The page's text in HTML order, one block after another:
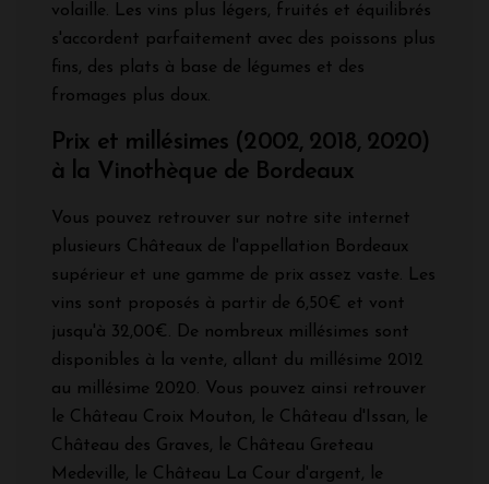
volaille. Les vins plus légers, fruités et équilibrés
s'accordent parfaitement avec des poissons plus
fins, des plats à base de légumes et des
fromages plus doux.
Prix et millésimes (2002, 2018, 2020)
à la Vinothèque de Bordeaux
Vous pouvez retrouver sur notre site internet
plusieurs Châteaux de l'appellation Bordeaux
supérieur et une gamme de prix assez vaste. Les
vins sont proposés à partir de 6,50€ et vont
jusqu'à 32,00€. De nombreux millésimes sont
disponibles à la vente, allant du millésime 2012
au millésime 2020. Vous pouvez ainsi retrouver
le Château Croix Mouton, le Château d'Issan, le
Château des Graves, le Château Greteau
Medeville, le Château La Cour d'argent, le